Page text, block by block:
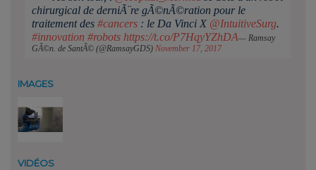
chirurgical de derniÃ¨re gÃ©nÃ©ration pour le
traitement des #cancers : le Da Vinci X @IntuitiveSurg.
#innovation #robots https://t.co/P7HqyYZhDA— Ramsay
GÃ©n. de SantÃ© (@RamsayGDS) November 17, 2017
IMAGES
VIDÉOS